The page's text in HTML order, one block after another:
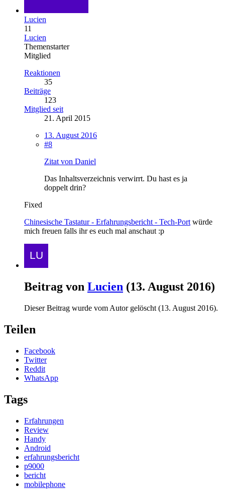
Lucien
11
Lucien
Themenstarter
Mitglied
Reaktionen
35
Beiträge
123
Mitglied seit
21. April 2015
13. August 2016
#8
Zitat von Daniel
Das Inhaltsverzeichnis verwirrt. Du hast es ja
doppelt drin?
Fixed
Chinesische Tastatur - Erfahrungsbericht - Tech-Portwürde
mich freuen falls ihr es euch mal anschaut :p
Beitrag von Lucien (13. August 2016)
Dieser Beitrag wurde vom Autor gelöscht (13. August 2016).
Teilen
Facebook
Twitter
Reddit
WhatsApp
Tags
Erfahrungen
Review
Handy
Android
erfahrungsbericht
p9000
bericht
mobilephone